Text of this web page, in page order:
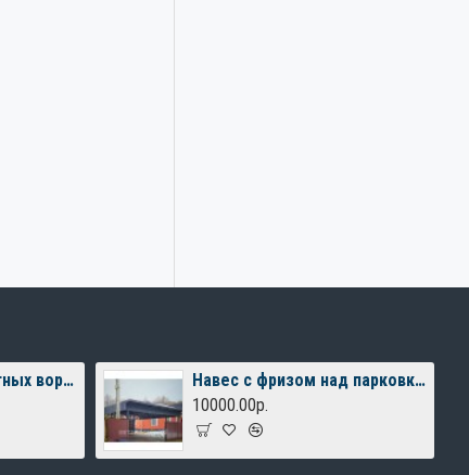
Комплект для откатных ворот FURNITEH XL до 400 кг, балка 6м.
Навес с фризом над парковкой
10000.00р.